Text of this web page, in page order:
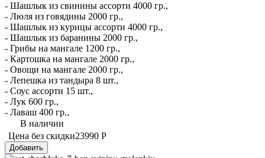
- Шашлык из свинины ассорти 4000 гр.,
- Люля из говядины 2000 гр.,
- Шашлык из курицы ассорти 4000 гр.,
- Шашлык из баранины 2000 гр.,
- Грибы на мангале 1200 гр.,
- Картошка на мангале 2000 гр.,
- Овощи на мангале 2000 гр.,
- Лепешка из тандыра 8 шт.,
- Соус ассорти 15 шт.,
- Лук 600 гр.,
- Лаваш 400 гр.,
В наличии
Цена без скидки23990 Р
Добавить